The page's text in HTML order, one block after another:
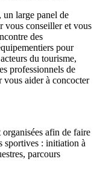
un large panel de
vous conseiller et vous
des
pour
du tourisme,
professionnels de
vous aider à concocter
afin de faire
sportives : initiation à
parcours